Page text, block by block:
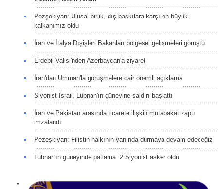
Pezşekiyan: Ulusal birlik, dış baskılara karşı en büyük
kalkanımız oldu
İran ve İtalya Dışişleri Bakanları bölgesel gelişmeleri görüştü
Erdebil Valisi'nden Azerbaycan'a ziyaret
İran'dan Umman'la görüşmelere dair önemli açıklama
Siyonist İsrail, Lübnan'ın güneyine saldırı başlattı
İran ve Pakistan arasında ticarete ilişkin mutabakat zaptı
imzalandı
Pezeşkiyan: Filistin halkının yanında durmaya devam edeceğiz
Lübnan'ın güneyinde patlama: 2 Siyonist asker öldü